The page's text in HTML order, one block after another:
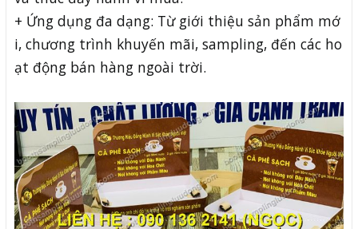
+ Ứng dụng đa dạng: Từ giới thiệu sản phẩm mớ
i, chương trình khuyến mãi, sampling, đến các ho
ạt động bán hàng ngoài trời.